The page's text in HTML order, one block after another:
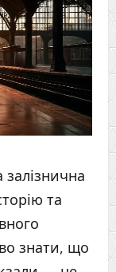
та
знати, що